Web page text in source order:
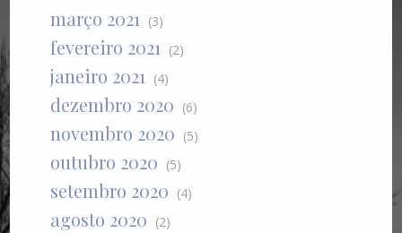
março 2021 (3)
fevereiro 2021 (2)
janeiro 2021 (4)
dezembro 2020 (6)
novembro 2020 (5)
outubro 2020 (5)
setembro 2020 (4)
agosto 2020 (2)